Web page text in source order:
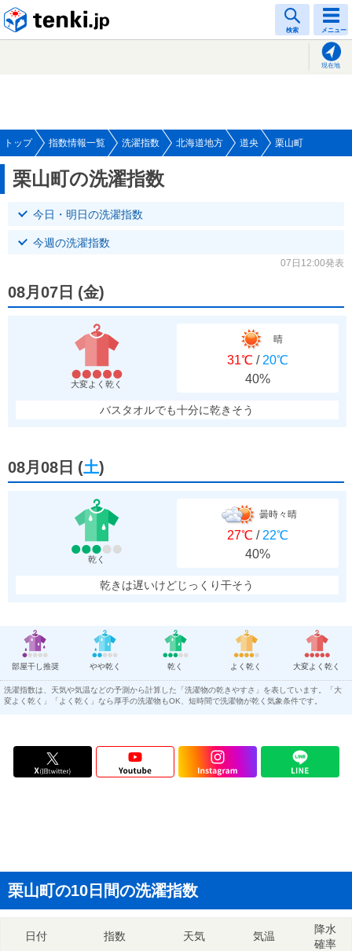
検索 メニュー
現在地
トップ 指数情報一覧 洗濯指数 北海道地方 道央 栗山町
栗山町の洗濯指数
今日・明日の洗濯指数
今週の洗濯指数
07日12:00発表
08月07日 (金)
大変よく乾く
晴
31℃ / 20℃
40%
バスタオルでも十分に乾きそう
08月08日 (土)
乾く
曇時々晴
27℃ / 22℃
40%
乾きは遅いけどじっくり干そう
部屋干し推奨 やや乾く 乾く よく乾く 大変よく乾く
洗濯指数は、天気や気温などの予測から計算した「洗濯物の乾きやすさ」を表しています。「大
変よく乾く」「よく乾く」なら厚手の洗濯物もOK、短時間で洗濯物が乾く気象条件です。
栗山町の10日間の洗濯指数
日付 指数 天気 気温
降水
確率